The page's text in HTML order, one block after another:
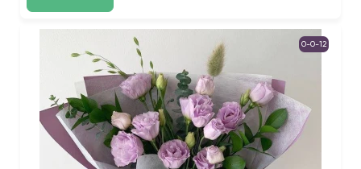
0-0-12